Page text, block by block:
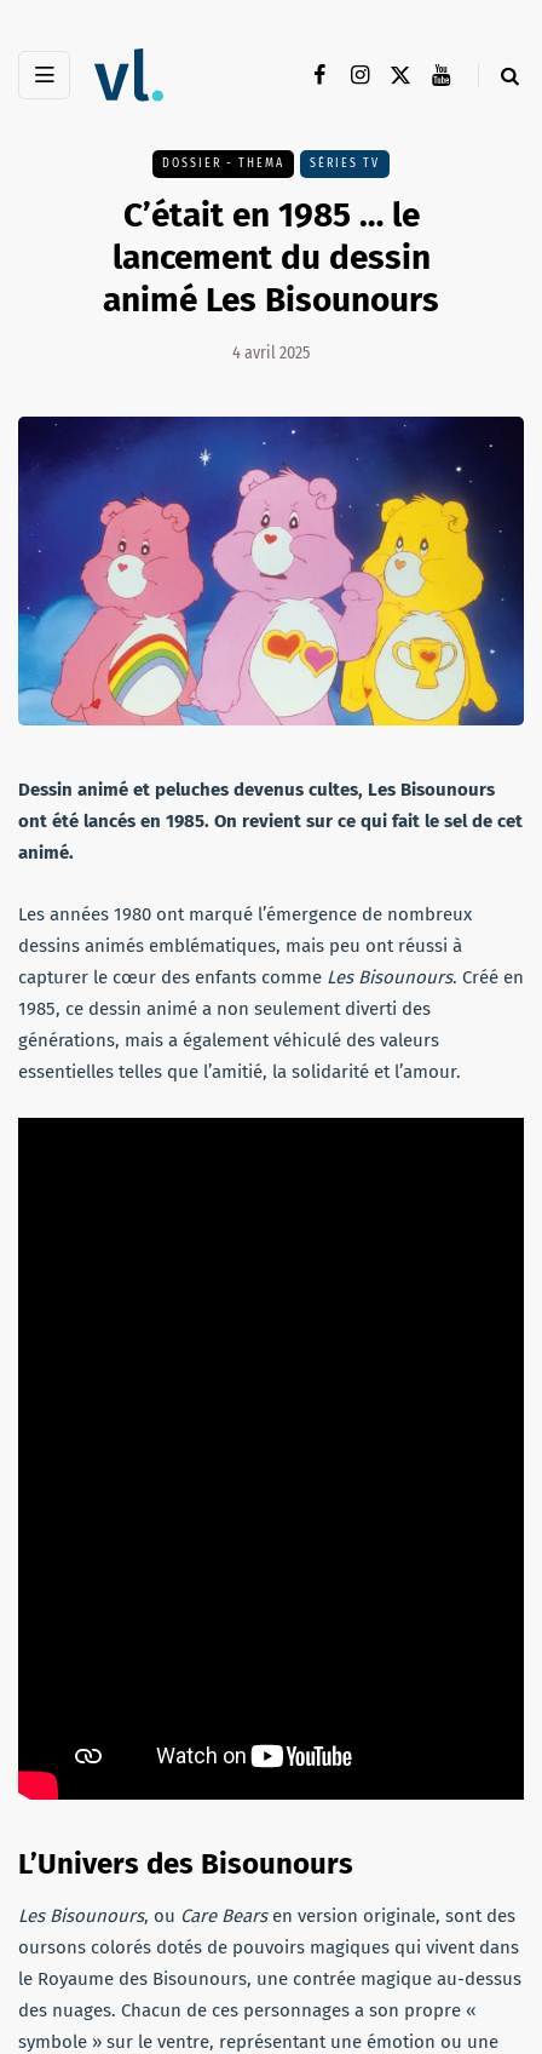
DOSSIER - THEMA SÉRIES TV
C’était en 1985 … le
lancement du dessin
animé Les Bisounours
4 avril 2025
Dessin animé et peluches devenus cultes, Les Bisounours
ont été lancés en 1985. On revient sur ce qui fait le sel de cet
animé.
Les années 1980 ont marqué l’émergence de nombreux
dessins animés emblématiques, mais peu ont réussi à
capturer le cœur des enfants comme Les Bisounours. Créé en
1985, ce dessin animé a non seulement diverti des
générations, mais a également véhiculé des valeurs
essentielles telles que l’amitié, la solidarité et l’amour.
L’Univers des Bisounours
Les Bisounours, ou Care Bearsen version originale, sont des
oursons colorés dotés de pouvoirs magiques qui vivent dans
le Royaume des Bisounours, une contrée magique au-dessus
des nuages. Chacun de ces personnages a son propre «
symbole » sur le ventre, représentant une émotion ou une